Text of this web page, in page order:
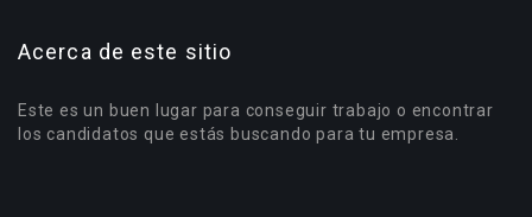
Acerca de este sitio
Este es un buen lugar para conseguir trabajo o encontrar
los candidatos que estás buscando para tu empresa.